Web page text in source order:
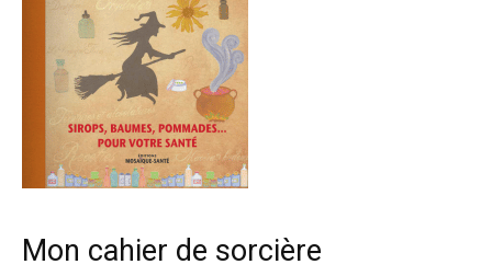
Mon cahier de sorcière